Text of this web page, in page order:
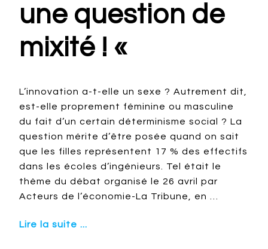
une question de
mixité ! «
L’innovation a-t-elle un sexe ? Autrement dit,
est-elle proprement féminine ou masculine
du fait d’un certain déterminisme social ? La
question mérite d’être posée quand on sait
que les filles représentent 17 % des effectifs
dans les écoles d’ingénieurs. Tel était le
thème du débat organisé le 26 avril par
Acteurs de l’économie-La Tribune, en …
Lire la suite ...